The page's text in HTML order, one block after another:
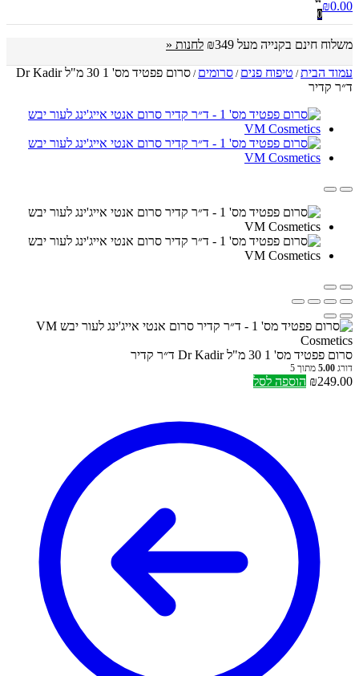
₪0.00
0
משלוח חינם בקנייה מעל ₪349 לחנות «
עמוד הבית/ טיפוח פנים / סרומים /
סרום פפטיד מס' 1 30 מ"ל Dr Kadir
ד״ר קדיר
סרום פפטיד מס' 1 30 מ"ל Dr Kadir ד״ר קדיר
דורג 5.00 מתוך 5
₪249.00 הוספה לסל